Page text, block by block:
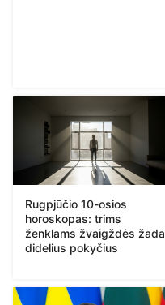
Rugpjūčio 10-osios
horoskopas: trims
ženklams žvaigždės žada
didelius pokyčius